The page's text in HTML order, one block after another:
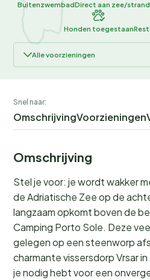
BuitenzwembadDirect aan zee/strand
Honden toegestaan
Alle voorzieningen
Snel naar:
OmschrijvingVoorzieningen
Omschrijving
Stel je voor: je wordt wakker
de Adriatische Zee op de
langzaam opkomt boven de
Camping Porto Sole. Deze
gelegen op een steenworp
charmante vissersdorp Vrsar
je nodig hebt voor een